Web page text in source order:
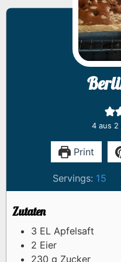
4aus 2
Print
Servings: 15
Zutaten
3 EL Apfelsaft
2 Eier
230 g Zucker